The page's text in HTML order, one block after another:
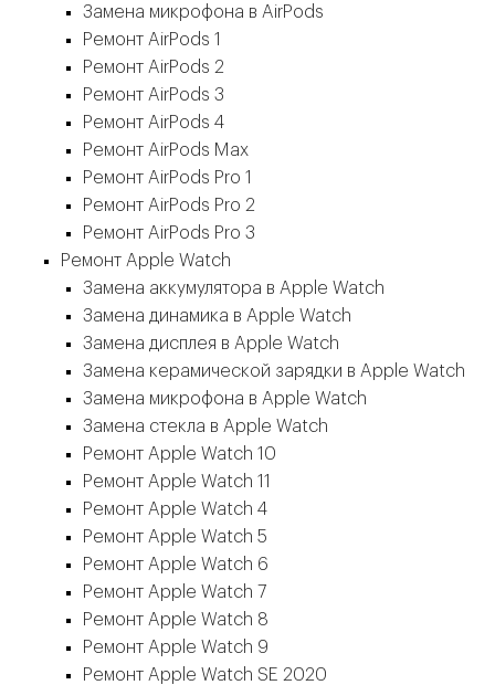
Замена микрофона в AirPods
Ремонт AirPods 1
Ремонт AirPods 2
Ремонт AirPods 3
Ремонт AirPods 4
Ремонт AirPods Max
Ремонт AirPods Pro 1
Ремонт AirPods Pro 2
Ремонт AirPods Pro 3
Ремонт Apple Watch
Замена аккумулятора в Apple Watch
Замена динамика в Apple Watch
Замена дисплея в Apple Watch
Замена керамической зарядки в Apple Watch
Замена микрофона в Apple Watch
Замена стекла в Apple Watch
Ремонт Apple Watch 10
Ремонт Apple Watch 11
Ремонт Apple Watch 4
Ремонт Apple Watch 5
Ремонт Apple Watch 6
Ремонт Apple Watch 7
Ремонт Apple Watch 8
Ремонт Apple Watch 9
Ремонт Apple Watch SE 2020